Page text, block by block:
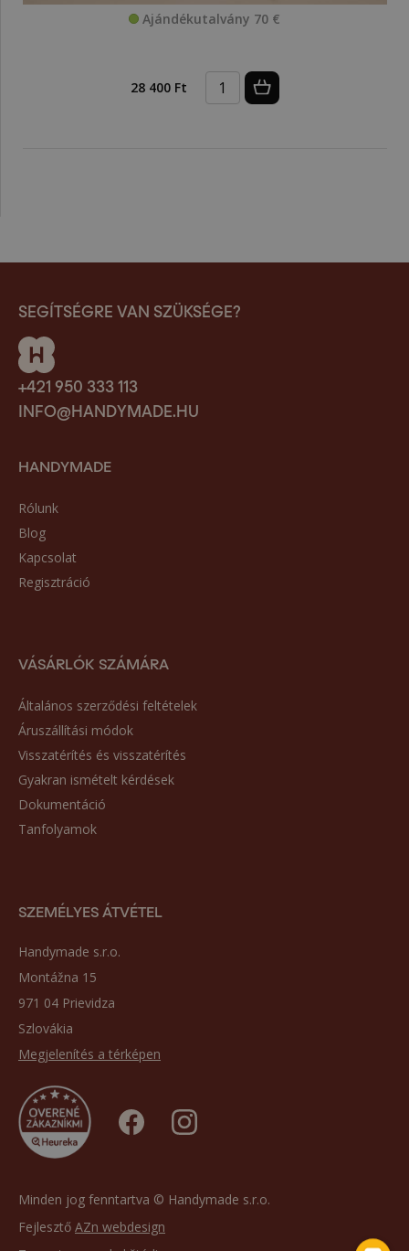
Ajándékutalvány 70 €
28 400 Ft
SEGÍTSÉGRE VAN SZÜKSÉGE?
+421 950 333 113
INFO@HANDYMADE.HU
HANDYMADE
Rólunk
Blog
Kapcsolat
Regisztráció
VÁSÁRLÓK SZÁMÁRA
Általános szerződési feltételek
Áruszállítási módok
Visszatérítés és visszatérítés
Gyakran ismételt kérdések
Dokumentáció
Tanfolyamok
SZEMÉLYES ÁTVÉTEL
Handymade s.r.o.
Montážna 15
971 04 Prievidza
Szlovákia
Megjelenítés a térképen
Minden jog fenntartva © Handymade s.r.o.
Fejlesztő AZn webdesign